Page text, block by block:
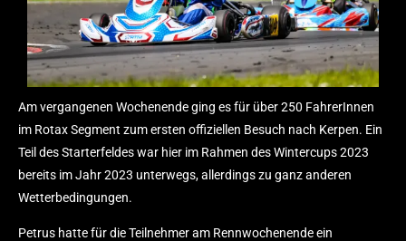
Zurück im Cockpit: Louis Arnold startet neues Kapitel auf der
legendären Rennstrecke von Spa-Francorchamps
10 Nov.
Am vergangenen Wochenende ging es für über 250 FahrerInnen
im Rotax Segment zum ersten offiziellen Besuch nach Kerpen. Ein
Teil des Starterfeldes war hier im Rahmen des Wintercups 2023
bereits im Jahr 2023 unterwegs, allerdings zu ganz anderen
Wetterbedingungen.
Petrus hatte für die Teilnehmer am Rennwochenende ein